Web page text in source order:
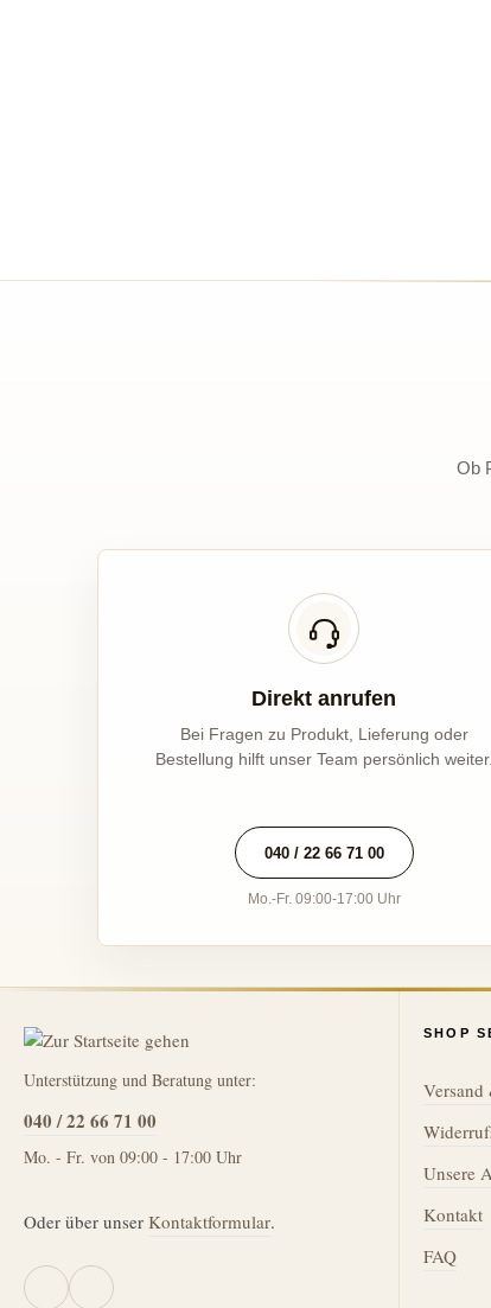
Ob
Direkt anrufen
Bei Fragen zu Produkt, Lieferung oder
Bestellung hilft unser Team persönlich weiter.
040 / 22 66 71 00
Mo.-Fr. 09:00-17:00 Uhr
Unterstützung und Beratung unter:
040 / 22 66 71 00
Mo. - Fr. von 09:00 - 17:00 Uhr
Oder über unser Kontaktformular.
SHOP
Unsere
Kontakt
FAQ